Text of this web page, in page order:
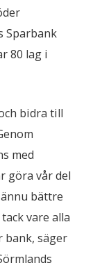
Sparbank
80 lag i
bidra till
med
göra vår del
bättre
vare alla
bank, säger